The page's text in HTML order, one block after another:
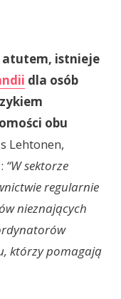
atutem, istnieje
dla osób
obu
Lehtonen,
“W sektorze
regularnie
nieznających
którzy pomagają